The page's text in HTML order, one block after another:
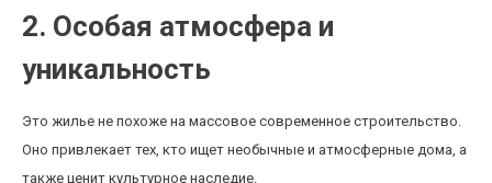
2. Особая атмосфера и
уникальность
Это жилье не похоже на массовое современное строительство.
Оно привлекает тех, кто ищет необычные и атмосферные дома, а
также ценит культурное наследие.